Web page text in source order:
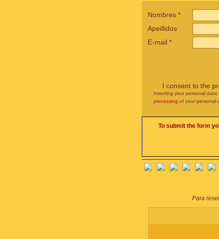
Nombres *
Apeillidos
E-mail *
I consent to the
Inserting your personal
processing of your personal
To submit the form
Para